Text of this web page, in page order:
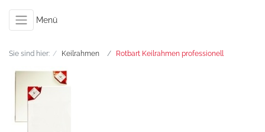
Menü
Sie sind hier: Keilrahmen Rotbart Keilrahmen professionell